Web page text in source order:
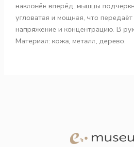
наклонён вперёд, мышцы
угловатая и мощная, что
напряжение и концентрацию. В
Материал: кожа, металл, дерево.